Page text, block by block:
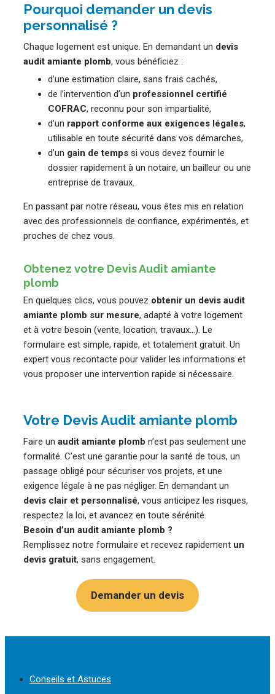
Pourquoi demander un devis
personnalisé ?
Chaque logement est unique. En demandant un devis
audit amiante plomb, vous bénéficiez :
d’une estimation claire, sans frais cachés,
de l’intervention d’un professionnel certifié
COFRAC, reconnu pour son impartialité,
d’un rapport conforme aux exigences légales,
utilisable en toute sécurité dans vos démarches,
d’un gain de temps si vous devez fournir le
dossier rapidement à un notaire, un bailleur ou une
entreprise de travaux.
En passant par notre réseau, vous êtes mis en relation
avec des professionnels de confiance, expérimentés, et
proches de chez vous.
Obtenez votre Devis Audit amiante
plomb
En quelques clics, vous pouvez obtenir un devis audit
amiante plomb sur mesure, adapté à votre logement
et à votre besoin (vente, location, travaux…). Le
formulaire est simple, rapide, et totalement gratuit. Un
expert vous recontacte pour valider les informations et
vous proposer une intervention rapide si nécessaire.
Votre Devis Audit amiante plomb
Faire un audit amiante plomb n’est pas seulement une
formalité. C’est une garantie pour la santé de tous, un
passage obligé pour sécuriser vos projets, et une
exigence légale à ne pas négliger. En demandant un
devis clair et personnalisé, vous anticipez les risques,
respectez la loi, et avancez en toute sérénité.
Besoin d’un audit amiante plomb ?
Remplissez notre formulaire et recevez rapidement un
devis gratuit, sans engagement.
Demander un devis
Conseils et Astuces